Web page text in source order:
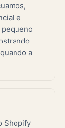
e
pequeno
a
Shopify